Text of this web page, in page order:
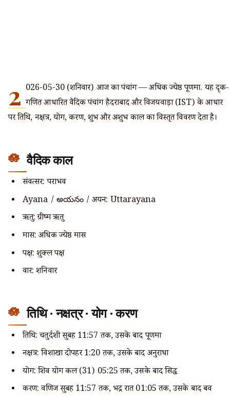
2 026-05-30 (शनिवार) आज का पंचांग — अधिक ज्येष्ठ पूर्णिमा. यह दृक-
गणित आधारित वैदिक पंचांग हैदराबाद और विजयवाड़ा (IST) के आधार
पर तिथि, नक्षत्र, योग, करण, शुभ और अशुभ काल का विस्तृत विवरण देता है।
वैदिक काल
संवत्सर: पराभव
Ayana / అయనం / अयन: Uttarayana
ऋतु: ग्रीष्म ऋतु
मास: अधिक ज्येष्ठ मास
पक्ष: शुक्ल पक्ष
वार: शनिवार
तिथि · नक्षत्र · योग · करण
तिथि: चतुर्दशी सुबह 11:57 तक, उसके बाद पूर्णिमा
नक्षत्र: विशाखा दोपहर 1:20 तक, उसके बाद अनुराधा
योग: शिव योग कल (31) 05:25 तक, उसके बाद सिद्ध
करण: वणिज सुबह 11:57 तक, भद्र रात 01:05 तक, उसके बाद बव